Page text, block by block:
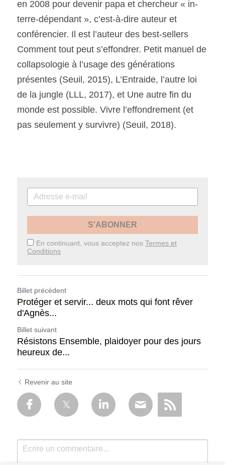
en 2008 pour devenir papa et chercheur « in-
terre-dépendant », c’est-à-dire auteur et
conférencier. Il est l’auteur des best-sellers
Comment tout peut s’effondrer. Petit manuel de
collapsologie à l’usage des générations
présentes (Seuil, 2015), L’Entraide, l’autre loi
de la jungle (LLL, 2017), et Une autre fin du
monde est possible. Vivre l’effondrement (et
pas seulement y survivre) (Seuil, 2018).
S'ABONNER
En continuant, vous acceptez nos Termes et
Conditions
Billet précédent
Protéger et servir... deux mots qui font rêver
d'Agnès...
Billet suivant
Résistons Ensemble, plaidoyer pour des jours
heureux de...
Revenir au site